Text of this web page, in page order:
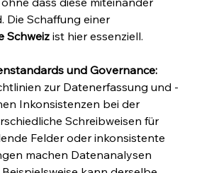
Die Schaffung einer
Schweiz ist hier essenziell.
und Governance:
zur Datenerfassung und -
Inkonsistenzen bei der
Schreibweisen für
Felder oder inkonsistente
machen Datenanalysen